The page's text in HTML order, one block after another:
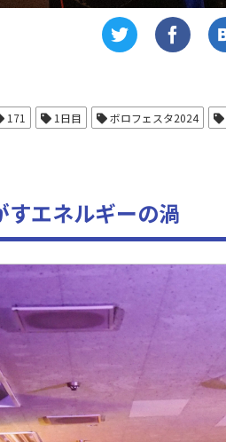
171 1日目 ボロフェスタ2024
すエネルギーの渦